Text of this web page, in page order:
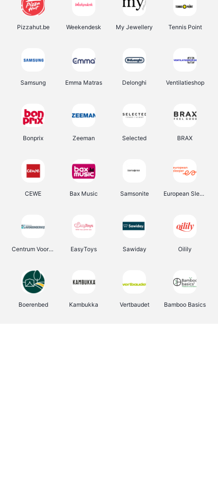
Pizzahut.be Weekendesk My Jewellery Tennis Point
Samsung Emma Matras Delonghi Ventilatieshop
Bonprix Zeeman Selected BRAX
CEWE Bax Music Samsonite European Sleeper
Centrum Voor Avondonderwijs EasyToys Sawiday Oilily
Boerenbed Kambukka Vertbaudet Bamboo Basics